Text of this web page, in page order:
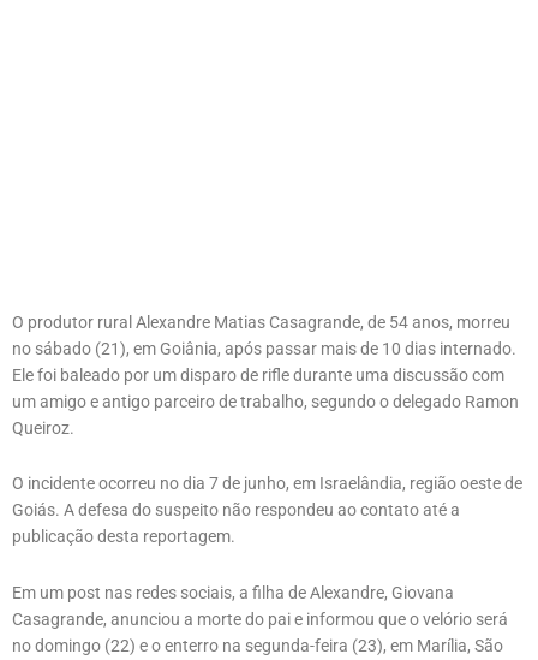
O produtor rural Alexandre Matias Casagrande, de 54 anos, morreu
no sábado (21), em Goiânia, após passar mais de 10 dias internado.
Ele foi baleado por um disparo de rifle durante uma discussão com
um amigo e antigo parceiro de trabalho, segundo o delegado Ramon
Queiroz.
O incidente ocorreu no dia 7 de junho, em Israelândia, região oeste de
Goiás. A defesa do suspeito não respondeu ao contato até a
publicação desta reportagem.
Em um post nas redes sociais, a filha de Alexandre, Giovana
Casagrande, anunciou a morte do pai e informou que o velório será
no domingo (22) e o enterro na segunda-feira (23), em Marília, São